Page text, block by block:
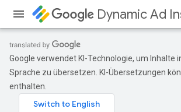
Dynamic Ad
Google verwendet KI-Technologie, um Inhalte
Sprache zu übersetzen. KI-Übersetzungen
enthalten.